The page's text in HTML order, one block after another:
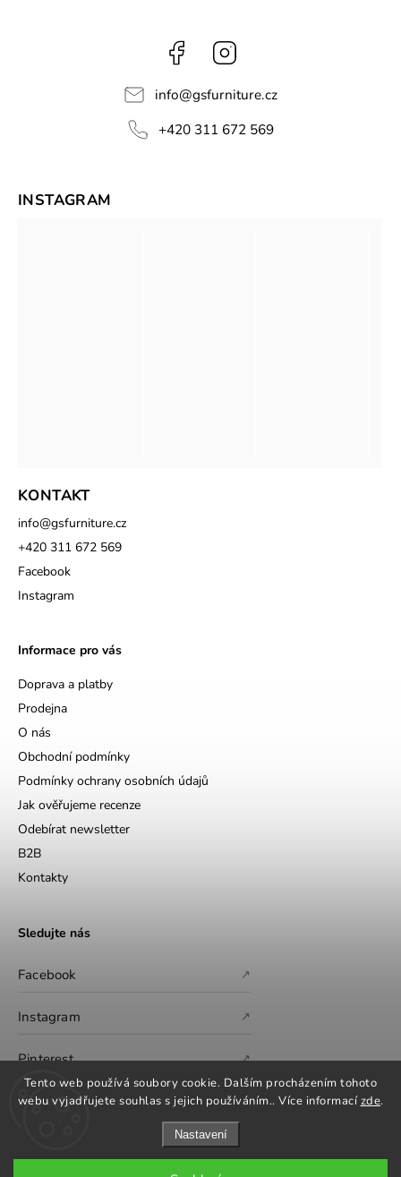
Tento web používá soubory cookie. Dalším procházením tohoto
webu vyjadřujete souhlas s jejich používáním.. Více informacízde.
Nastavení
Facebook
info@gsfurniture.cz
+420 311 672 569
KONTAKT
info@gsfurniture.cz
+420 311 672 569
Facebook
Instagram
Informace pro vás
Doprava a platby
Prodejna
O nás
Obchodní podmínky
Podmínky ochrany osobních údajů
Jak ověřujeme recenze
Odebírat newsletter
B2B
Kontakty
INSTAGRAM
Sledujte nás
Facebook ↗
Instagram ↗
Pinterest ↗